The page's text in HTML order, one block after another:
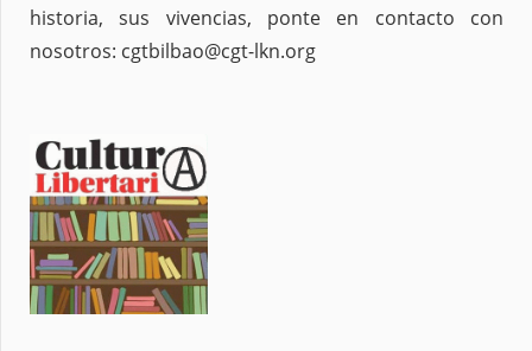
historia, sus vivencias, ponte en contacto con
nosotros: cgtbilbao@cgt-lkn.org